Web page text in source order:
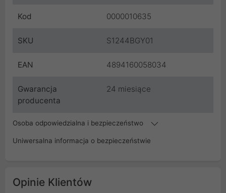
Kod 0000010635
SKU S1244BGY01
EAN 4894160058034
Gwarancja
producenta
24 miesiące
Osoba odpowiedzialna i bezpieczeństwo
Uniwersalna informacja o bezpieczeństwie
Opinie Klientów